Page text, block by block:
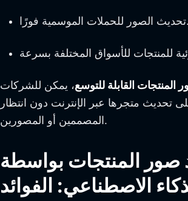
تحديث الصور للحملات الموسمية فورًا.
المنتجات القابلة للتوسع، يمكن للشركات
تحديث متجرها عبر الإنترنت دون انتظار
المصممين أو المصورين.
صور المنتجات بواسطة
الاصطناعي: الفوائد